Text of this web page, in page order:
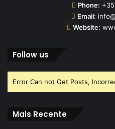
Phone:
Email:
Website:
Follow us
Error Can not Get Posts,
Mais Recente